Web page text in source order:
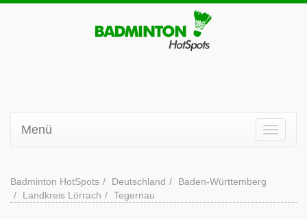
Menü
Badminton HotSpots Deutschland
Baden-Württemberg
Landkreis Lörrach
Tegernau